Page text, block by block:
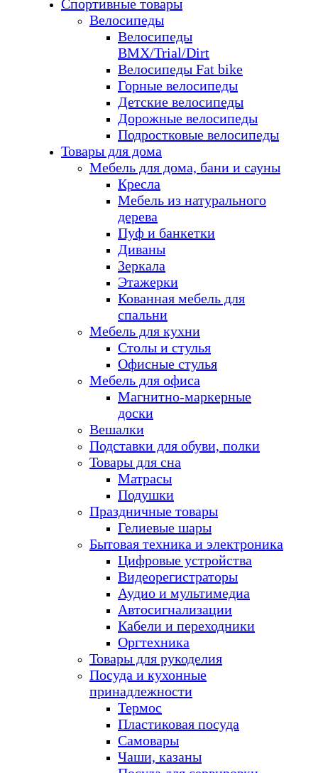
Спортивные товары
Велосипеды
Велосипеды
BMX/Trial/Dirt
Велосипеды Fat bike
Горные велосипеды
Детские велосипеды
Дорожные велосипеды
Подростковые велосипеды
Товары для дома
Мебель для дома, бани и сауны
Кресла
Мебель из натурального
дерева
Пуф и банкетки
Диваны
Зеркала
Этажерки
Кованная мебель для
спальни
Мебель для кухни
Столы и стулья
Офисные стулья
Мебель для офиса
Магнитно-маркерные
доски
Вешалки
Подставки для обуви, полки
Товары для сна
Матрасы
Подушки
Праздничные товары
Гелиевые шары
Бытовая техника и электроника
Цифровые устройства
Видеорегистраторы
Аудио и мультимедиа
Автосигнализации
Кабели и переходники
Оргтехника
Товары для рукоделия
Посуда и кухонные
принадлежности
Термос
Пластиковая посуда
Самовары
Чаши, казаны